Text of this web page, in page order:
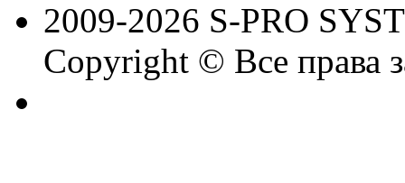
2009-2026 S-PRO
Copyright © Все права